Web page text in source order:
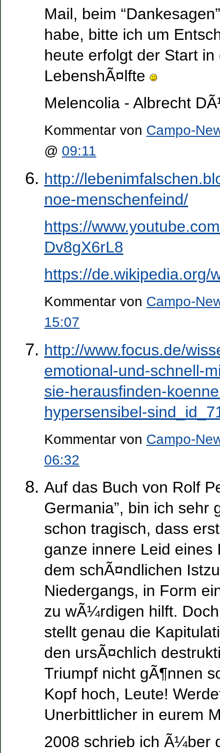
Mail, beim
habe, bitte ich um
heute erfolgt der Start in
LebenshÃ¤lfte
Melencolia - Albrecht
Kommentar von Campo-
@ 09:11
http://
noe-menschenfeind/
https://
Dv8gX6rL8
https://de.wikipedia.org/
Kommentar von Campo-
15:07
http://www.focus.de/
emotional-und-schnell-
sie-herausfinden-
hypersensibel-
Kommentar von Campo-
06:32
Auf das Buch von Rolf
Germania”, bin ich sehr
schon tragisch, dass
ganze innere Leid eines
dem schÃ¤ndlichen
Niedergangs, in Form
zu wÃ¼rdigen hilft.
stellt genau die
den ursÃ¤chlich
Triumpf nicht gÃ¶nnen
Kopf hoch, Leute!
Unerbittlicher in eurem
2008 schrieb ich Ã¼ber